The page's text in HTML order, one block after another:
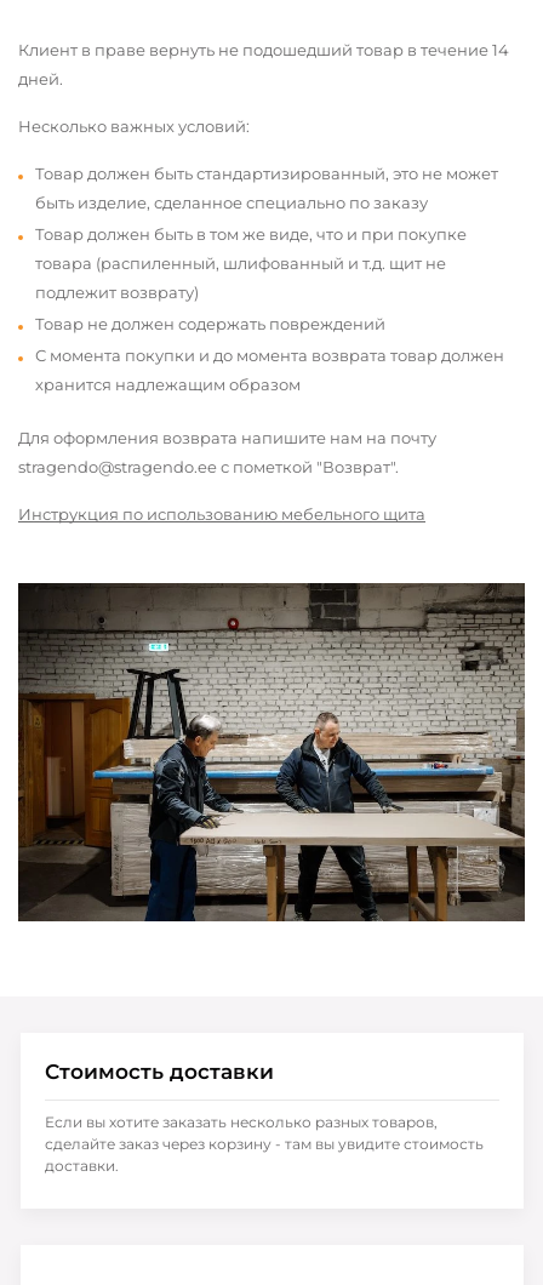
Клиент в праве вернуть не подошедший товар в течение 14
дней.
Несколько важных условий:
Товар должен быть стандартизированный, это не может
быть изделие, сделанное специально по заказу
Товар должен быть в том же виде, что и при покупке
товара (распиленный, шлифованный и т.д. щит не
подлежит возврату)
Товар не должен содержать повреждений
С момента покупки и до момента возврата товар должен
хранится надлежащим образом
Для оформления возврата напишите нам на почту
stragendo@stragendo.ee с пометкой "Возврат".
Инструкция по использованию мебельного щита
Стоимость доставки
Если вы хотите заказать несколько разных товаров,
сделайте заказ через корзину - там вы увидите стоимость
доставки.